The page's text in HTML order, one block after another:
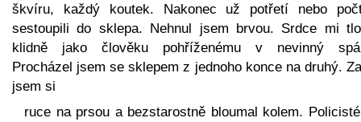
škvíru, každý koutek. Nakonec už potřetí nebo
sestoupili do sklepa. Nehnul jsem brvou. Srdce mi
klidně jako člověku pohříženému v nevinný
Procházel jsem se sklepem z jednoho konce na druhý.
jsem si
ruce na prsou a bezstarostně bloumal kolem.